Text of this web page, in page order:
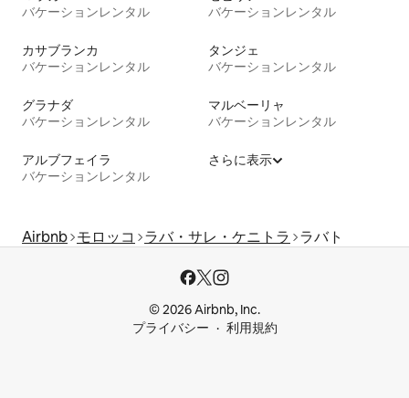
バケーションレンタル
バケーションレンタル
カサブランカ
バケーションレンタル
タンジェ
バケーションレンタル
グラナダ
バケーションレンタル
マルベーリャ
バケーションレンタル
アルブフェイラ
バケーションレンタル
さらに表示
Airbnb モロッコ ラバ・サレ・ケニトラ ラバト
© 2026 Airbnb, Inc.
プライバシー
利用規約